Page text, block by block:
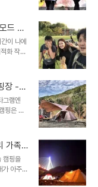
들 모
마음
#4 덕
도착​#6
화 중​#8
인생샷
이 아니
드 가
이 나에
화 작업
확행”
치고
만들어
보니 다
가 만들
반대의
장 -
그램엔
핑은 북
핑구
3rYK
꽃캠
찾아김
을 함께
꽃나무
가족
캠핑을
가 아주아
주말이